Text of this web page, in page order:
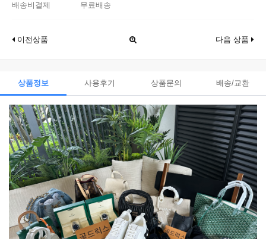
배송비결제
무료배송
이전상품 다음 상품
상품정보 사용후기 상품문의 배송/교환